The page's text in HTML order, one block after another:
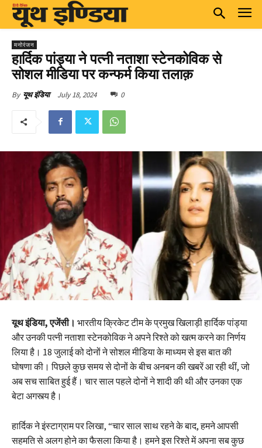
मनोरंजन
हार्दिक पांड्या ने पत्नी नताशा स्टेनकोविक से
सोशल मीडिया पर कन्फर्म किया तलाक़
By यूथ इंडिया July 18, 2024 0
यूथ इंडिया, एजेंसी। भारतीय क्रिकेट टीम के प्रमुख खिलाड़ी हार्दिक पांड्या
और उनकी पत्नी नताशा स्टेनकोविक ने अपने रिश्ते को खत्म करने का निर्णय
लिया है। 18 जुलाई को दोनों ने सोशल मीडिया के माध्यम से इस बात की
घोषणा की। पिछले कुछ समय से दोनों के बीच अनबन की खबरें आ रही थीं, जो
अब सच साबित हुई हैं। चार साल पहले दोनों ने शादी की थी और उनका एक
बेटा अगस्त्य है।
हार्दिक ने इंस्टाग्राम पर लिखा, “चार साल साथ रहने के बाद, हमने आपसी
सहमति से अलग होने का फैसला किया है। हमने इस रिश्ते में अपना सब कुछ